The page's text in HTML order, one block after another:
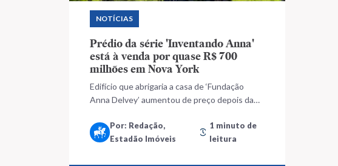
NOTÍCIAS
Prédio da série 'Inventando Anna'
está à venda por quase R$ 700
milhões em Nova York
Edifício que abrigaria a casa de ‘Fundação
Anna Delvey’ aumentou de preço depois da
Por: Redação,
Estadão Imóveis
1 minuto de
leitura